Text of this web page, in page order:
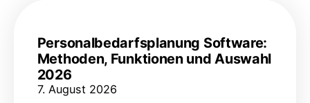
Personalbedarfsplanung Software:
Methoden, Funktionen und Auswahl
2026
7. August 2026